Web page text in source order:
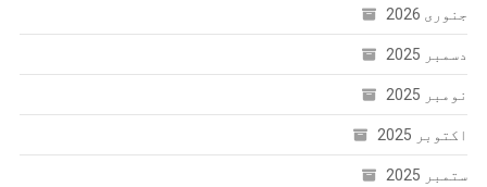
جنوری 2026
دسمبر 2025
نومبر 2025
اکتوبر 2025
ستمبر 2025